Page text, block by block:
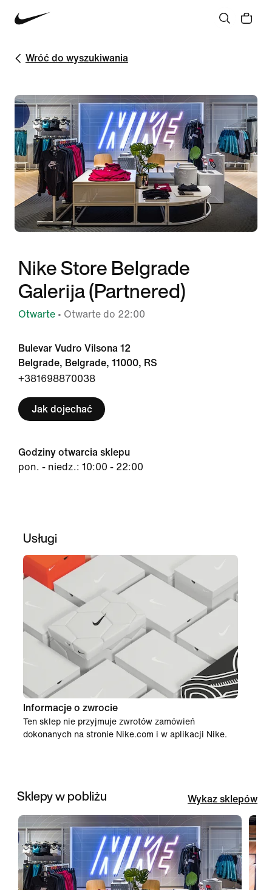
Wróć do wyszukiwania
Nike Store Belgrade
Galerija (Partnered)
Otwarte • Otwarte do 22:00
Bulevar Vudro Vilsona 12
Belgrade, Belgrade, 11000, RS
+381698870038
Jak dojechać
Godziny otwarcia sklepu
pon. - niedz.: 10:00 - 22:00
Usługi
Informacje o zwrocie
Ten sklep nie przyjmuje zwrotów zamówień
dokonanych na stronie Nike.com i w aplikacji Nike.
Sklepy w pobliżu Wykaz sklepów